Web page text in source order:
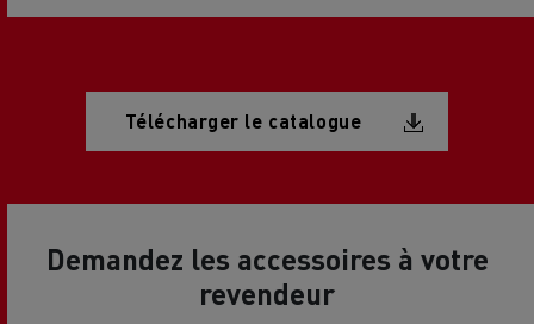
Télécharger le catalogue Document
Demandez les accessoires à votre
revendeur